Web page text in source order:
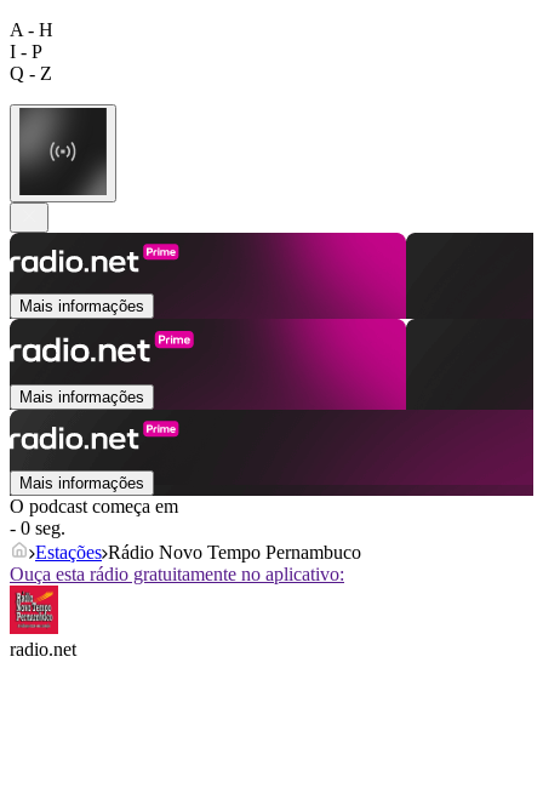
A - H
I - P
Q - Z
Mais informações
Mais informações
Mais informações
O podcast começa em
- 0 seg.
Estações Rádio Novo Tempo Pernambuco
Ouça esta rádio gratuitamente no aplicativo:
radio.net